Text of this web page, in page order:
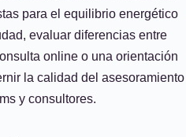
para el equilibrio energético
evaluar diferencias entre
online o una orientación
la calidad del asesoramiento
y consultores.